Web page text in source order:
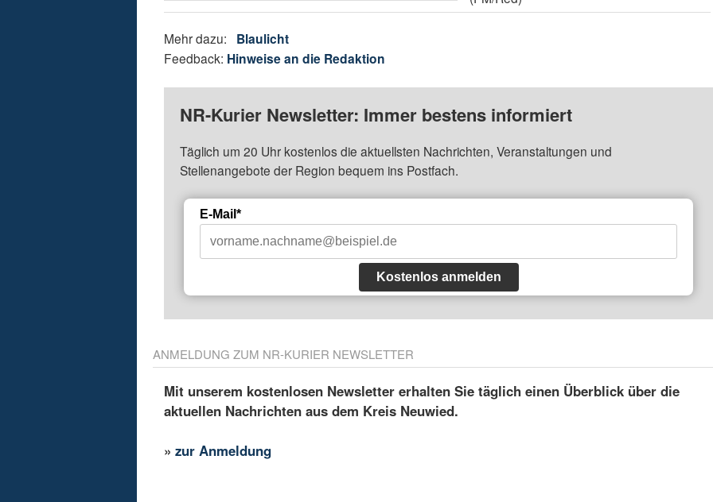
Mehr dazu: Blaulicht
Feedback: Hinweise an die Redaktion
NR-Kurier Newsletter: Immer bestens informiert
Täglich um 20 Uhr kostenlos die aktuellsten Nachrichten, Veranstaltungen und
Stellenangebote der Region bequem ins Postfach.
E-Mail*
Kostenlos anmelden
ANMELDUNG ZUM NR-KURIER NEWSLETTER
Mit unserem kostenlosen Newsletter erhalten Sie täglich einen Überblick über die
aktuellen Nachrichten aus dem Kreis Neuwied.
»zur Anmeldung